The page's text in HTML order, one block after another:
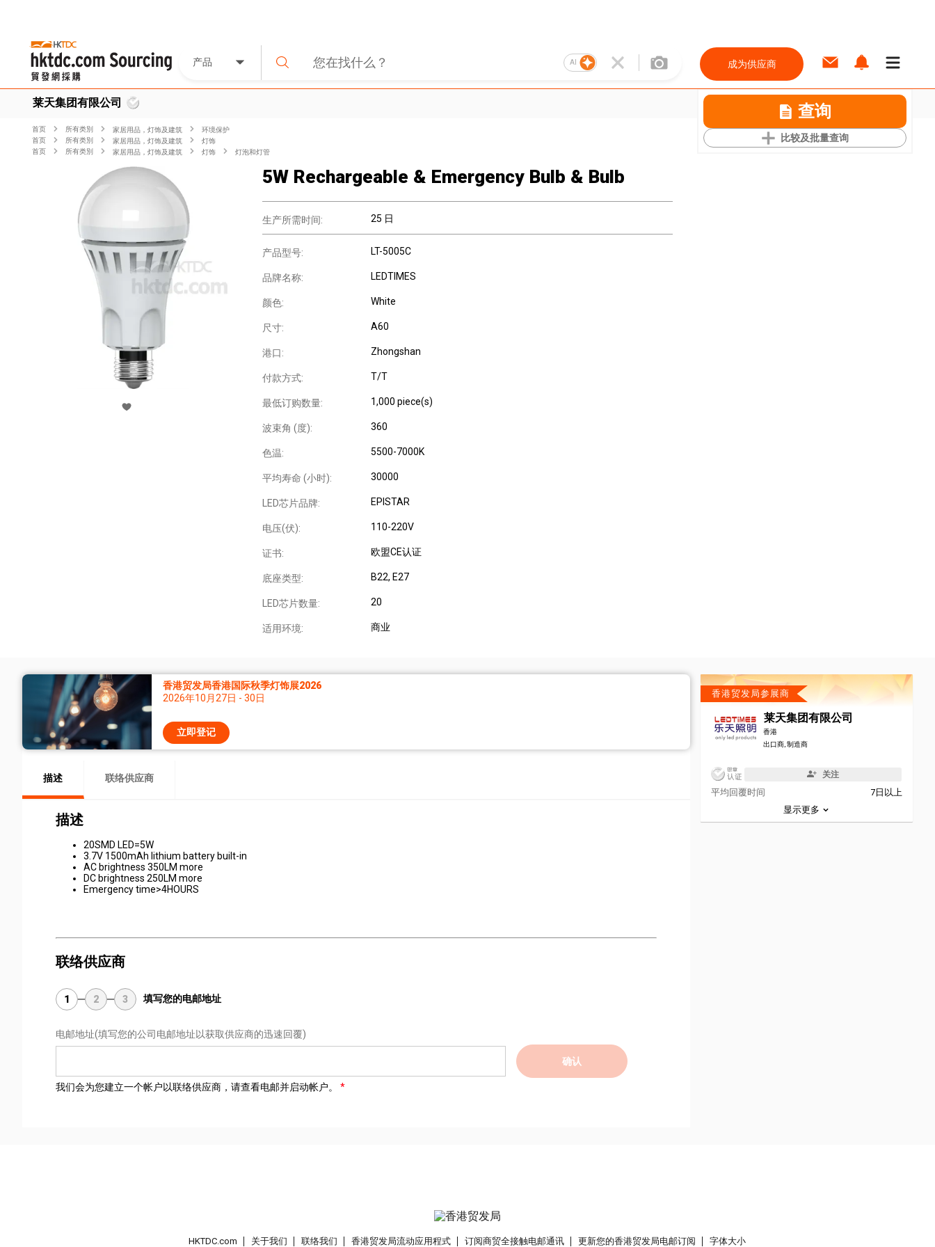
产品 AI 成为供应商
莱天集团有限公司 查询
比较及批量查询
首页 所有类別 家居用品，灯饰及建筑
环境保护
首页
所有类別 家居用品，灯饰及建筑
灯饰
首页
所有类別 家居用品，灯饰及建筑 灯饰 灯泡和灯管
5W Rechargeable & Emergency Bulb & Bulb
生产所需时间: 25 日
产品型号: LT-5005C
品牌名称: LEDTIMES
颜色: White
尺寸: A60
港口: Zhongshan
付款方式: T/T
最低订购数量: 1,000 piece(s)
波束角 (度): 360
色温: 5500-7000K
平均寿命 (小时): 30000
LED芯片品牌: EPISTAR
电压(伏): 110-220V
证书: 欧盟CE认证
底座类型: B22, E27
LED芯片数量: 20
适用环境: 商业
香港贸发局香港国际秋季灯饰展2026
2026年10月27日 - 30日
立即登记
描述 联络供应商
描述
20SMD LED=5W
3.7V 1500mAh lithium battery built-in
AC brightness 350LM more
DC brightness 250LM more
Emergency time>4HOURS
联络供应商
1 2 3 填写您的电邮地址
电邮地址(填写您的公司电邮地址以获取供应商的迅速回覆)
确认
我们会为您建立一个帐户以联络供应商，请查看电邮并启动帐户。
香港贸发局参展商
莱天集团有限公司
香港
出口商, 制造商
关注
平均回覆时间
7日以上
显示更多
HKTDC.com 关于我们 联络我们 香港贸发局流动应用程式 订阅商贸全接触电邮通讯 更新您的香港贸发局电邮订阅 字体大小